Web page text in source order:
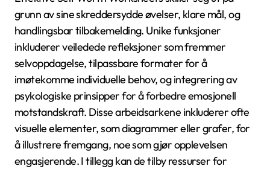
grunn av sine skreddersydde øvelser, klare mål, og
handlingsbar tilbakemelding. Unike funksjoner
inkluderer veiledede refleksjoner som fremmer
selvoppdagelse, tilpassbare formater for å
imøtekomme individuelle behov, og integrering av
psykologiske prinsipper for å forbedre emosjonell
motstandskraft. Disse arbeidsarkene inkluderer ofte
visuelle elementer, som diagrammer eller grafer, for
å illustrere fremgang, noe som gjør opplevelsen
engasjerende. I tillegg kan de tilby ressurser for